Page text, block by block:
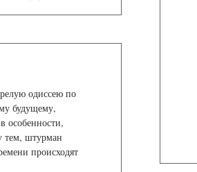
одиссею по
будущему,
особенности,
тем, штурман
происходят